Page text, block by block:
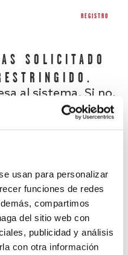
usan para personalizar
funciones de redes
compartimos
del sitio web con
publicidad y análisis
con otra información
REGISTRO
SOLICITADO
al sistema. Si no,